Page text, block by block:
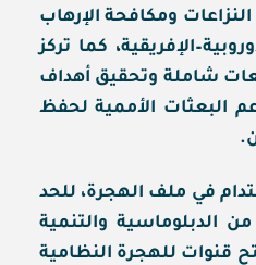
ومكافحة الإرهاب
كما تركز
شاملة وتحقيق أهداف
البعثات الأممية لحفظ
في ملف الهجرة، للحد
الدبلوماسية والتنمية
قنوات للهجرة النظامية